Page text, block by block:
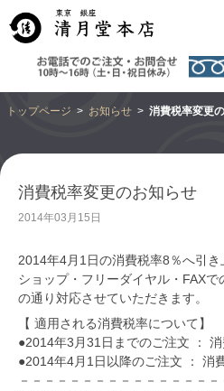
トップページ お知らせ 消費税率変更
消費税率変更のお知らせ
2014年03月15日
2014年4月1日の消費税率8％へ引
ショップ・フリーダイヤル・FAX
の通り対応させていただきます。
【 適用される消費税率について】
●2014年3月31日までのご注文 ： 消
●2014年4月1日以降のご注文 ： 消
－－－－－－－－－－－－－－－－